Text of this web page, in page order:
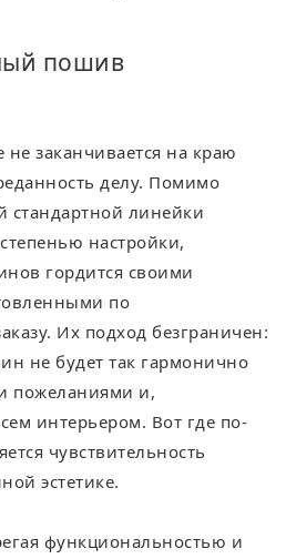
пошив
заканчивается на краю
делу. Помимо
стандартной линейки
настройки,
гордится своими
по
Их подход безграничен:
не будет так гармонично
пожеланиями и,
интерьером. Вот где по-
чувствительность
эстетике.
функциональностью и